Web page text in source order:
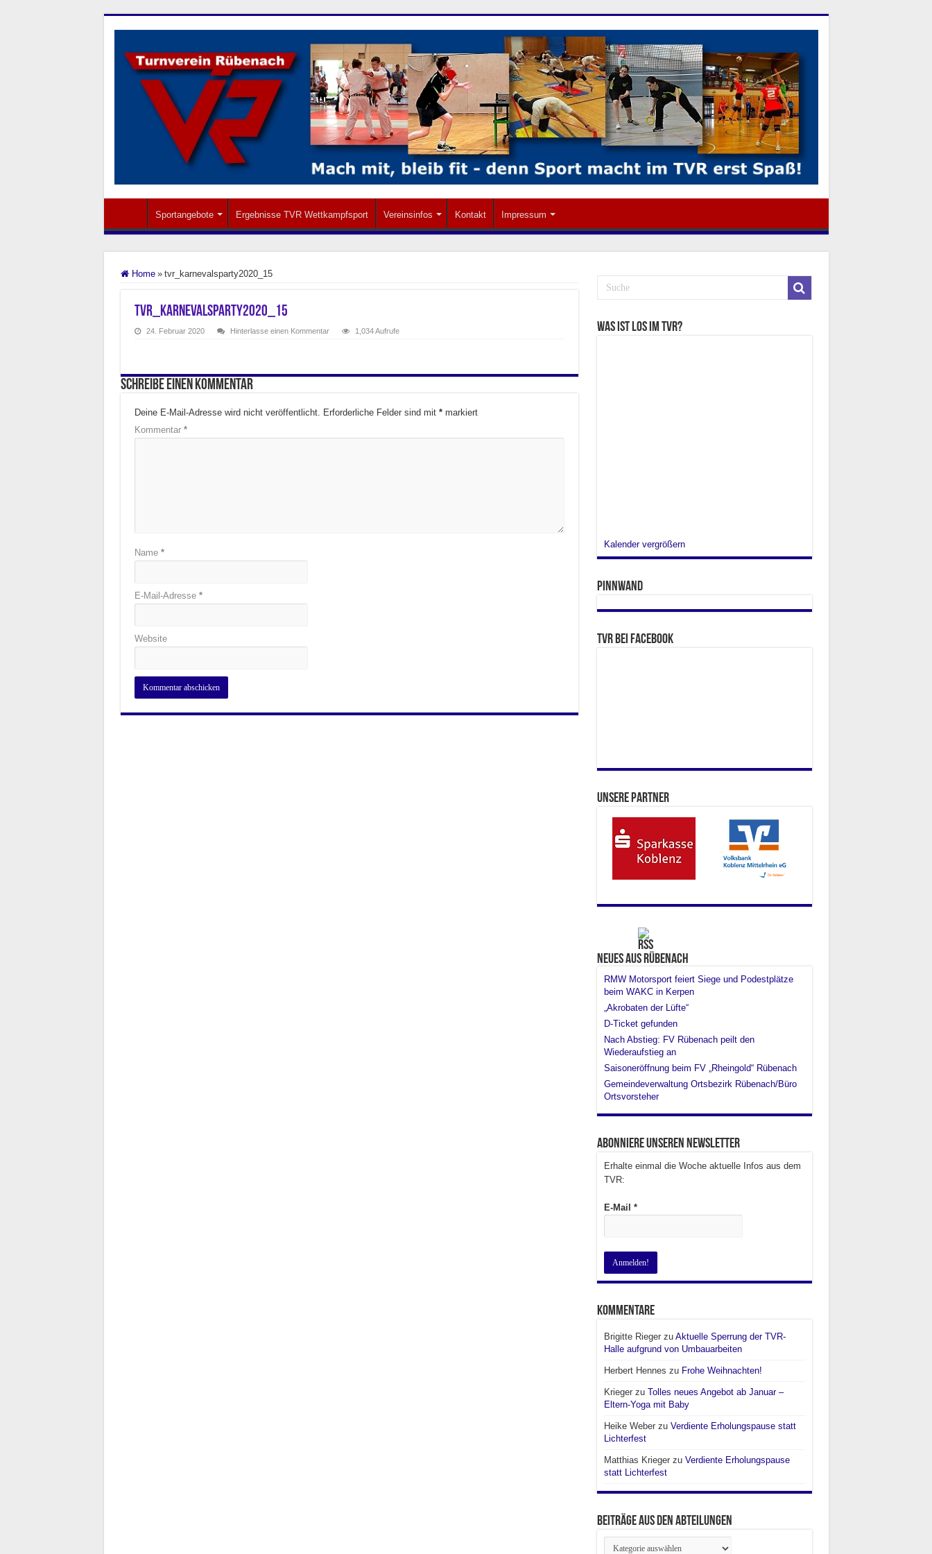
Sportangebote Ergebnisse TVR Wettkampfsport Vereinsinfos Kontakt Impressum
Home » tvr_karnevalsparty2020_15
tvr_karnevalsparty2020_15
24. Februar 2020 Hinterlasse einen Kommentar 1,034 Aufrufe
Schreibe einen Kommentar
Deine E-Mail-Adresse wird nicht veröffentlicht. Erforderliche Felder sind mit *markiert
Kommentar *
Name *
E-Mail-Adresse *
Website
Was ist los im TVR?
Kalender vergrößern
Pinnwand
TVR bei facebook
Unsere Partner
Neues aus Rübenach
RMW Motorsport feiert Siege und Podestplätze
beim WAKC in Kerpen
„Akrobaten der Lüfte“
D-Ticket gefunden
Nach Abstieg: FV Rübenach peilt den
Wiederaufstieg an
Saisoneröffnung beim FV „Rheingold“ Rübenach
Gemeindeverwaltung Ortsbezirk Rübenach/Büro
Ortsvorsteher
Abonniere unseren Newsletter
Erhalte einmal die Woche aktuelle Infos aus dem
TVR:
E-Mail *
Kommentare
Brigitte Riegerzu Aktuelle Sperrung der TVR-
Halle aufgrund von Umbauarbeiten
Herbert Hennes zu Frohe Weihnachten!
Kriegerzu Tolles neues Angebot ab Januar –
Eltern-Yoga mit Baby
Heike Weberzu Verdiente Erholungspause statt
Lichterfest
Matthias Kriegerzu Verdiente Erholungspause
statt Lichterfest
Beiträge aus den Abteilungen
Beiträge
aus